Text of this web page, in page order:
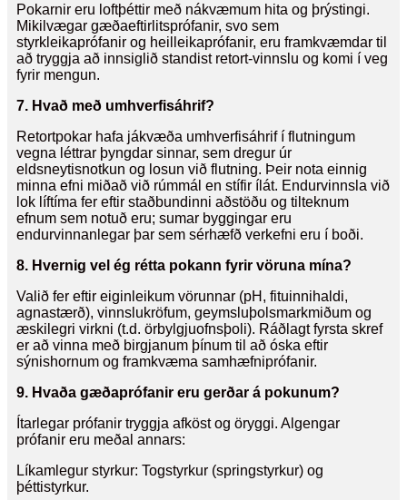
Pokarnir eru loftþéttir með nákvæmum hita og þrýstingi.
Mikilvægar gæðaeftirlitsprófanir, svo sem
styrkleikaprófanir og heilleikaprófanir, eru framkvæmdar til
að tryggja að innsiglið standist retort-vinnslu og komi í veg
fyrir mengun.
7. Hvað með umhverfisáhrif?
Retortpokar hafa jákvæða umhverfisáhrif í flutningum
vegna léttrar þyngdar sinnar, sem dregur úr
eldsneytisnotkun og losun við flutning. Þeir nota einnig
minna efni miðað við rúmmál en stífir ílát. Endurvinnsla við
lok líftíma fer eftir staðbundinni aðstöðu og tilteknum
efnum sem notuð eru; sumar byggingar eru
endurvinnanlegar þar sem sérhæfð verkefni eru í boði.
8. Hvernig vel ég rétta pokann fyrir vöruna mína?
Valið fer eftir eiginleikum vörunnar (pH, fituinnihaldi,
agnastærð), vinnslukröfum, geymsluþolsmarkmiðum og
æskilegri virkni (t.d. örbylgjuofnsþoli). Ráðlagt fyrsta skref
er að vinna með birgjanum þínum til að óska ​​eftir
sýnishornum og framkvæma samhæfniprófanir.
9. Hvaða gæðaprófanir eru gerðar á pokunum?
Ítarlegar prófanir tryggja afköst og öryggi. Algengar
prófanir eru meðal annars:
Líkamlegur styrkur: Togstyrkur (springstyrkur) og
þéttistyrkur.